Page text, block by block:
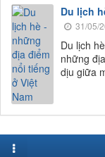
Du lịch
31/05/
Du lịch
những
dịu giữa